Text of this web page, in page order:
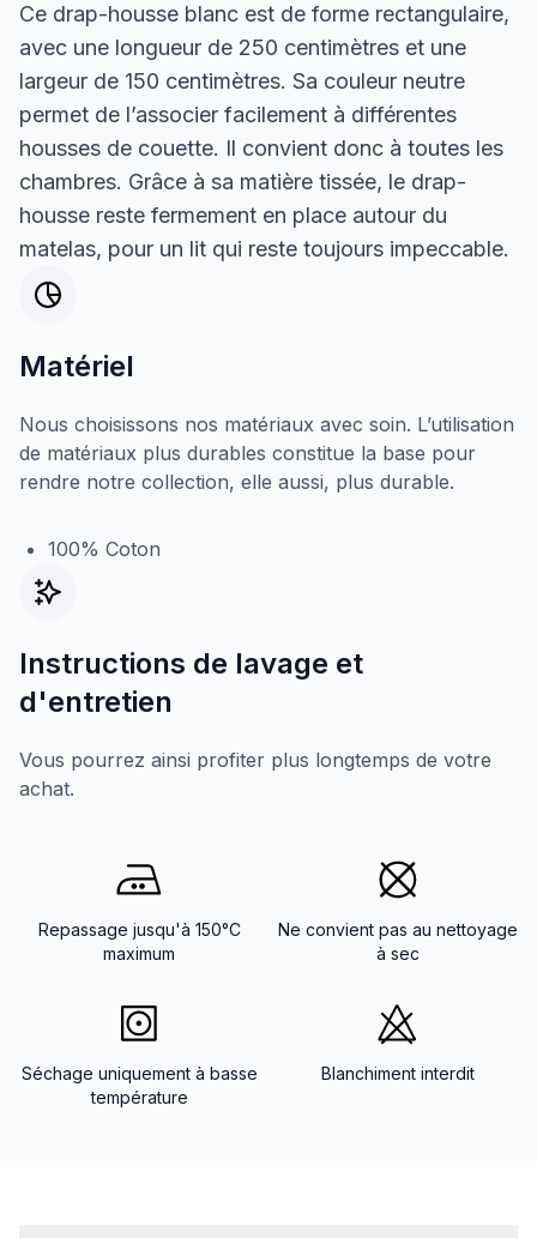
Ce drap-housse blanc est de forme rectangulaire,
avec une longueur de 250 centimètres et une
largeur de 150 centimètres. Sa couleur neutre
permet de l’associer facilement à différentes
housses de couette. Il convient donc à toutes les
chambres. Grâce à sa matière tissée, le drap-
housse reste fermement en place autour du
matelas, pour un lit qui reste toujours impeccable.
Matériel
Nous choisissons nos matériaux avec soin. L’utilisation
de matériaux plus durables constitue la base pour
rendre notre collection, elle aussi, plus durable.
100% Coton
Instructions de lavage et
d'entretien
Vous pourrez ainsi profiter plus longtemps de votre
achat.
Repassage jusqu'à 150°C
maximum
Ne convient pas au nettoyage
à sec
Séchage uniquement à basse
température
Blanchiment interdit